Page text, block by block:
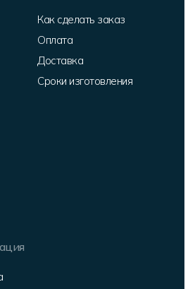
Как сделать заказ
Оплата
Доставка
Сроки изготовления